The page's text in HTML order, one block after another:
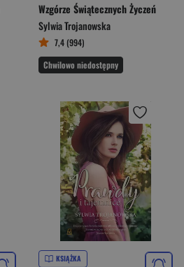
Wzgórze Świątecznych Życzeń
Sylwia Trojanowska
7,4 (994)
Chwilowo niedostępny
KSIĄŻKA